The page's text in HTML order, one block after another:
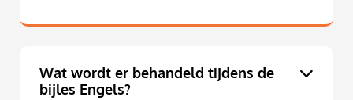
Wat wordt er behandeld tijdens de
bijles Engels?